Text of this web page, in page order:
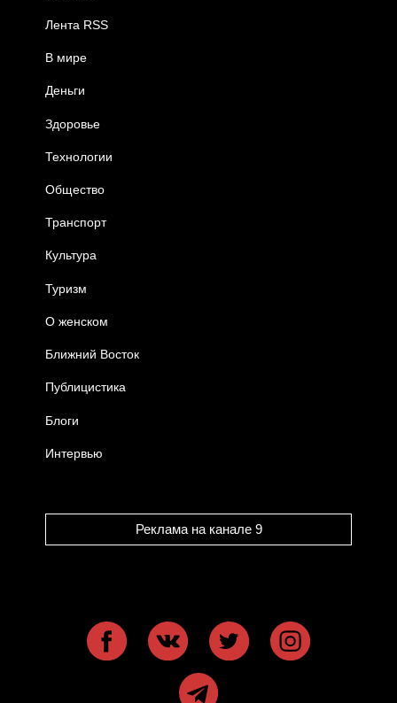
Лента RSS
В мире
Деньги
Здоровье
Технологии
Общество
Транспорт
Культура
Туризм
О женском
Ближний Восток
Публицистика
Блоги
Интервью
Реклама на канале 9